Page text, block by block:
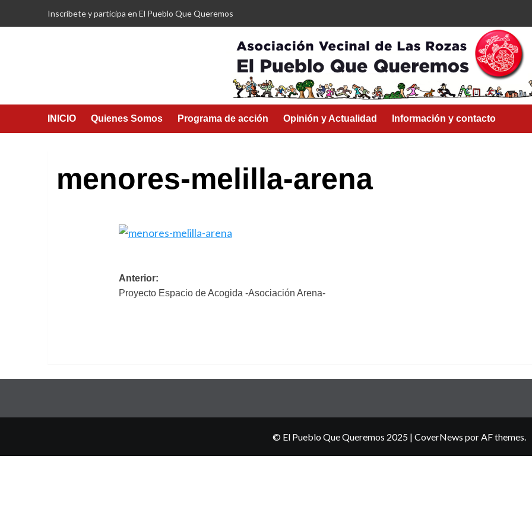
Inscríbete y participa en El Pueblo Que Queremos
INICIO Quienes Somos Programa de acción Opinión y Actualidad Información y contacto
menores-melilla-arena
Navegación
de
Anterior:
Proyecto Espacio de Acogida -Asociación Arena-
© El Pueblo Que Queremos 2025 | CoverNews por AF themes.